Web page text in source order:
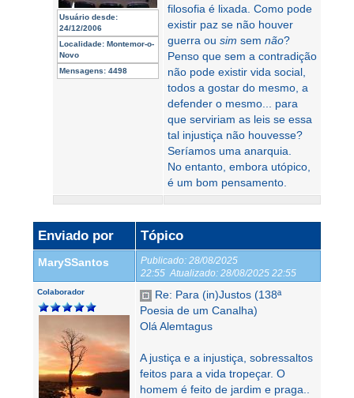
Usuário desde:
24/12/2006
Localidade: Montemor-o-
Novo
Mensagens: 4498
filosofia é lixada. Como pode
existir paz se não houver
guerra ou sim sem não?
Penso que sem a contradição
não pode existir vida social,
todos a gostar do mesmo, a
defender o mesmo... para
que serviriam as leis se essa
tal injustiça não houvesse?
Seríamos uma anarquia.
No entanto, embora utópico,
é um bom pensamento.
Enviado por Tópico
MarySSantos Publicado: 28/08/2025
22:55 Atualizado: 28/08/2025 22:55
Colaborador
Re: Para (in)Justos (138ª
Poesia de um Canalha)
Olá Alemtagus
A justiça e a injustiça, sobressaltos
feitos para a vida tropeçar. O
homem é feito de jardim e praga..